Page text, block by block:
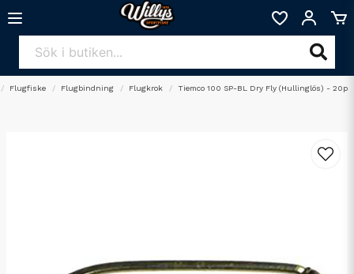
Flugfiske Flugbindning Flugkrok Tiemco 100 SP-BL Dry Fly (Hullinglös) - 20p